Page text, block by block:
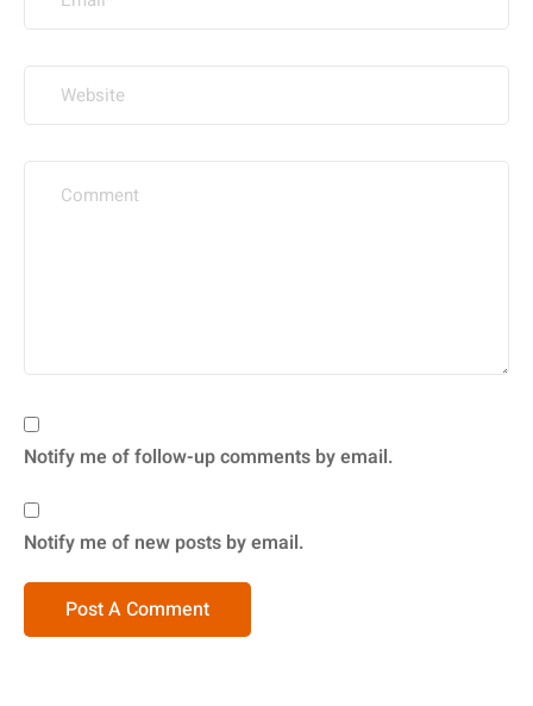
Notify me of follow-up comments by email.
Notify me of new posts by email.